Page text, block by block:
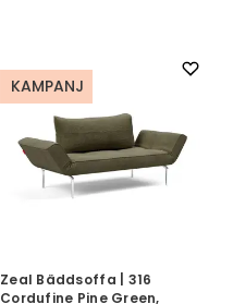
KAMPANJ
Zeal Bäddsoffa | 316
Cordufine Pine Green,